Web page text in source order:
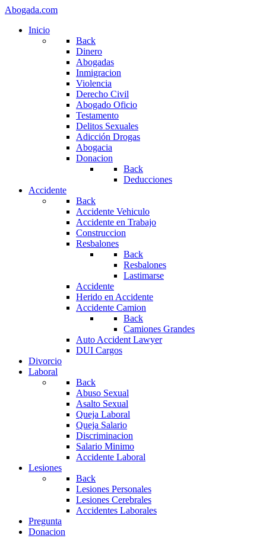
Abogada.com
Inicio
Back
Dinero
Abogadas
Inmigracion
Violencia
Derecho Civil
Abogado Oficio
Testamento
Delitos Sexuales
Adicción Drogas
Abogacia
Donacion
Back
Deducciones
Accidente
Back
Accidente Vehiculo
Accidente en Trabajo
Construccion
Resbalones
Back
Resbalones
Lastimarse
Accidente
Herido en Accidente
Accidente Camion
Back
Camiones Grandes
Auto Accident Lawyer
DUI Cargos
Divorcio
Laboral
Back
Abuso Sexual
Asalto Sexual
Queja Laboral
Queja Salario
Discriminacion
Salario Minimo
Accidente Laboral
Lesiones
Back
Lesiones Personales
Lesiones Cerebrales
Accidentes Laborales
Pregunta
Donacion